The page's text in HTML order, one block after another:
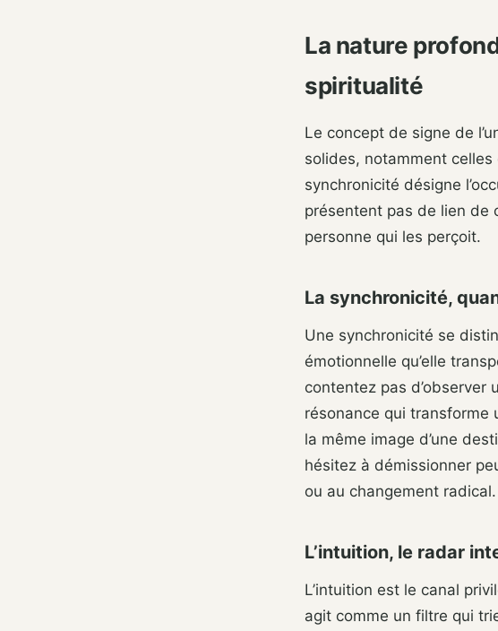
La nature
spiritualité
Le concept de signe de
solides, notamment
synchronicité désigne
présentent pas de lien de
personne qui les perçoit.
La synchronicité,
Une synchronicité se
émotionnelle qu’elle
contentez pas d’observer
résonance qui transforme
la même image d’une
hésitez à démissionner
ou au changement radical.
L’intuition, le radar
L’intuition est le canal
agit comme un filtre qui